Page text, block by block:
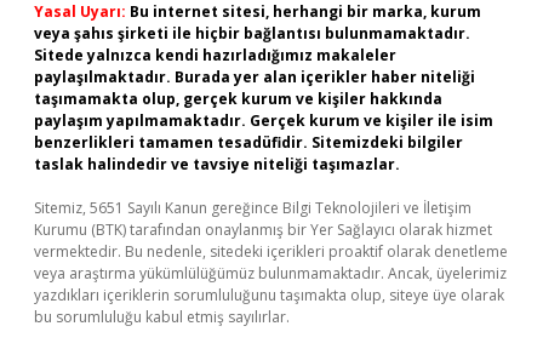
Yasal Uyarı: Bu internet sitesi, herhangi bir marka, kurum
veya şahıs şirketi ile hiçbir bağlantısı bulunmamaktadır.
Sitede yalnızca kendi hazırladığımız makaleler
paylaşılmaktadır. Burada yer alan içerikler haber niteliği
taşımamakta olup, gerçek kurum ve kişiler hakkında
paylaşım yapılmamaktadır. Gerçek kurum ve kişiler ile isim
benzerlikleri tamamen tesadüfidir. Sitemizdeki bilgiler
taslak halindedir ve tavsiye niteliği taşımazlar.
Sitemiz, 5651 Sayılı Kanun gereğince Bilgi Teknolojileri ve İletişim
Kurumu (BTK) tarafından onaylanmış bir Yer Sağlayıcı olarak hizmet
vermektedir. Bu nedenle, sitedeki içerikleri proaktif olarak denetleme
veya araştırma yükümlülüğümüz bulunmamaktadır. Ancak, üyelerimiz
yazdıkları içeriklerin sorumluluğunu taşımakta olup, siteye üye olarak
bu sorumluluğu kabul etmiş sayılırlar.